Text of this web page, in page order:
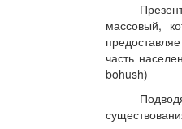
массовый,
часть
bohush)